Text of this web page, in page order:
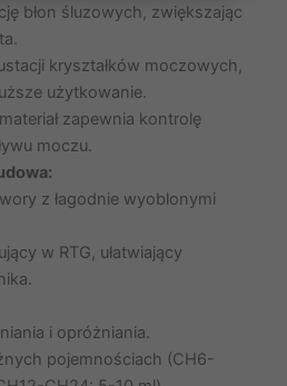
błon śluzowych, zwiększając
kryształków moczowych,
użytkowanie.
zapewnia kontrolę
moczu.
z łagodnie wyoblonymi
w RTG, ułatwiający
i opróżniania.
pojemnościach (CH6-